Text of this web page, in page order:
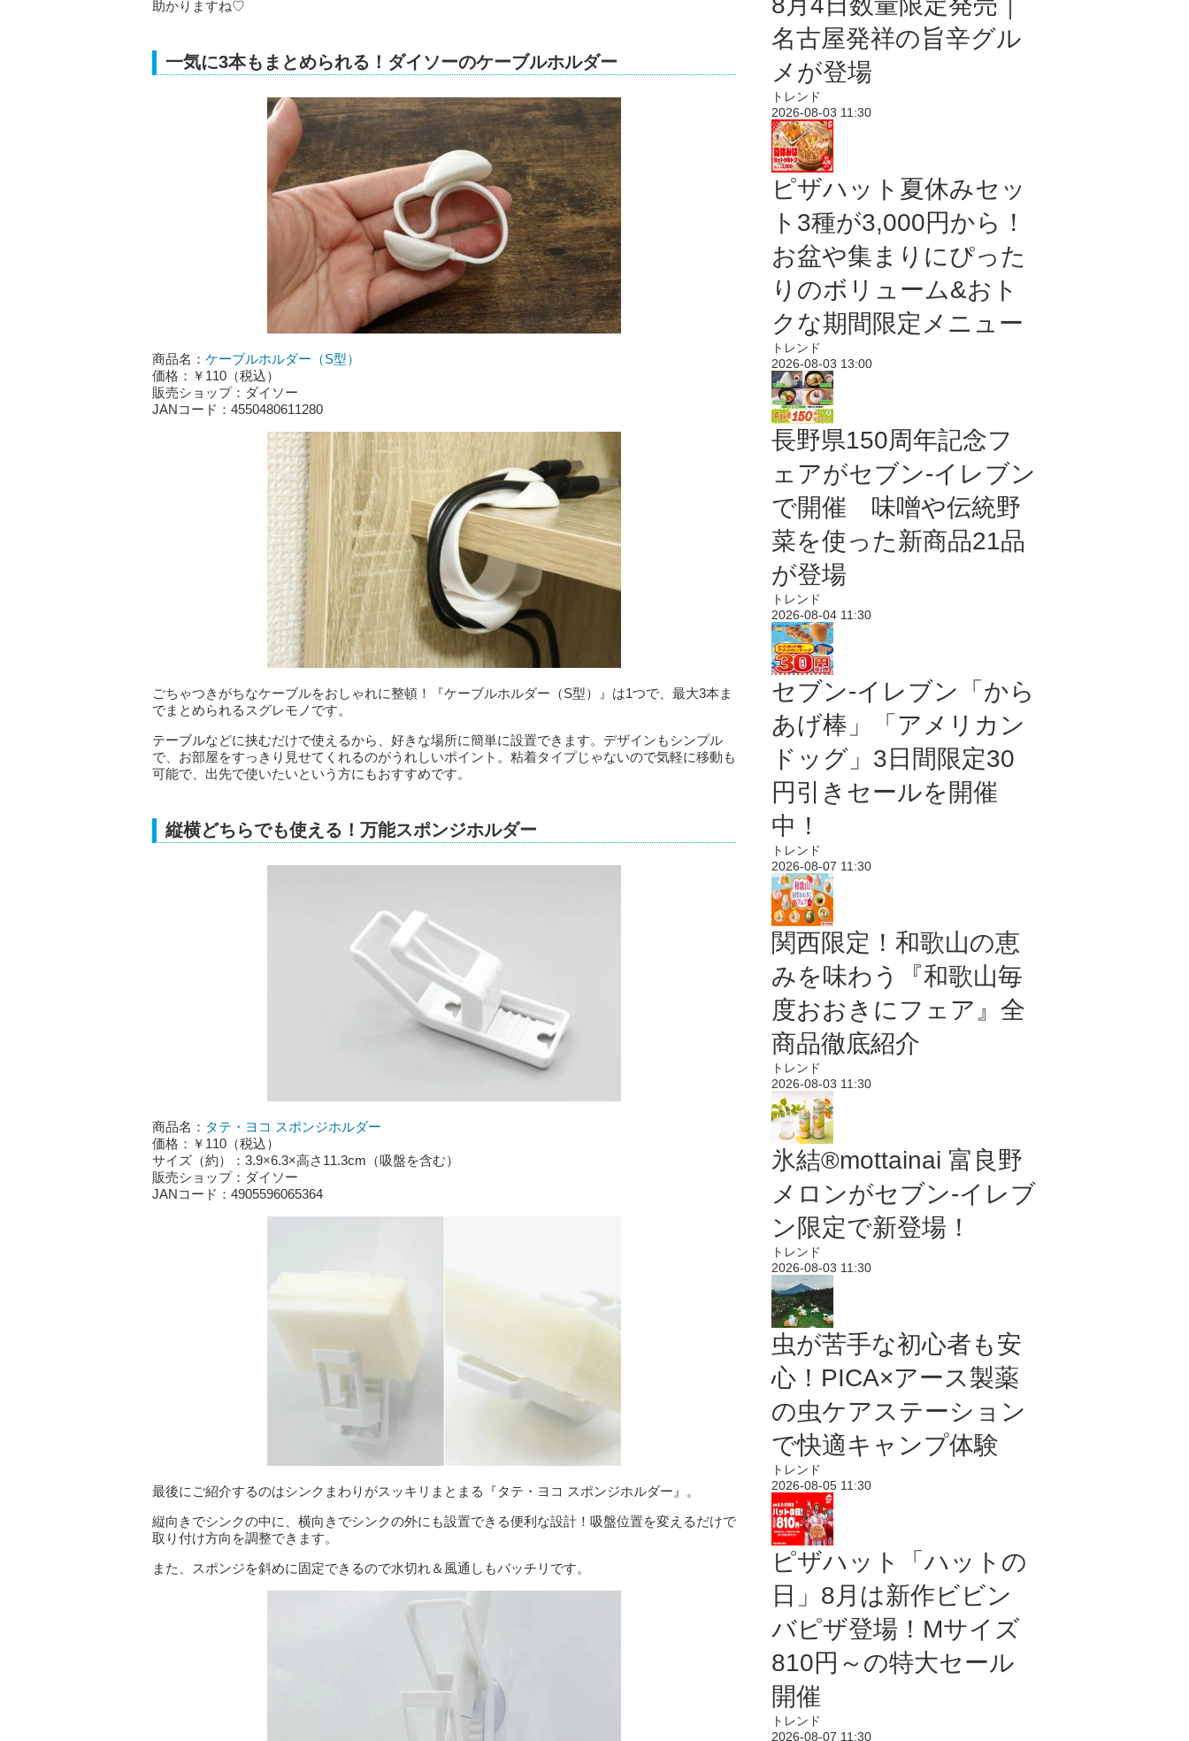
助かりますね♡
一気に3本もまとめられる！ダイソーのケーブルホルダー
商品名： ケーブルホルダー（S型）
価格：￥110（税込）
販売ショップ：ダイソー
JANコード：4550480611280
ごちゃつきがちなケーブルをおしゃれに整頓！『ケーブルホルダー（S型）』は1つで、最大3本ま
でまとめられるスグレモノです。
テーブルなどに挟むだけで使えるから、好きな場所に簡単に設置できます。デザインもシンプル
で、お部屋をすっきり見せてくれるのがうれしいポイント。粘着タイプじゃないので気軽に移動も
可能で、出先で使いたいという方にもおすすめです。
縦横どちらでも使える！万能スポンジホルダー
商品名： タテ・ヨコ スポンジホルダー
価格：￥110（税込）
サイズ（約）：3.9×6.3×高さ11.3cm（吸盤を含む）
販売ショップ：ダイソー
JANコード：4905596065364
最後にご紹介するのはシンクまわりがスッキリまとまる『タテ・ヨコ スポンジホルダー』。
縦向きでシンクの中に、横向きでシンクの外にも設置できる便利な設計！吸盤位置を変えるだけで
取り付け方向を調整できます。
また、スポンジを斜めに固定できるので水切れ＆風通しもバッチリです。
名古屋発祥の旨辛グル
メが登場
トレンド
2026-08-03 11:30
ピザハット夏休みセッ
ト3種が3,000円から！
お盆や集まりにぴった
りのボリューム&おト
クな期間限定メニュー
トレンド
2026-08-03 13:00
長野県150周年記念フ
ェアがセブン-イレブン
で開催 味噌や伝統野
菜を使った新商品21品
が登場
トレンド
2026-08-04 11:30
セブン‐イレブン「から
あげ棒」「アメリカン
ドッグ」3日間限定30
円引きセールを開催
中！
トレンド
2026-08-07 11:30
関西限定！和歌山の恵
みを味わう『和歌山毎
度おおきにフェア』全
商品徹底紹介
トレンド
2026-08-03 11:30
氷結®mottainai 富良野
メロンがセブン‐イレブ
ン限定で新登場！
トレンド
2026-08-03 11:30
虫が苦手な初心者も安
心！PICA×アース製薬
の虫ケアステーション
で快適キャンプ体験
トレンド
2026-08-05 11:30
ピザハット「ハットの
日」8月は新作ビビン
バピザ登場！Mサイズ
810円～の特大セール
開催
トレンド
2026-08-07 11:30